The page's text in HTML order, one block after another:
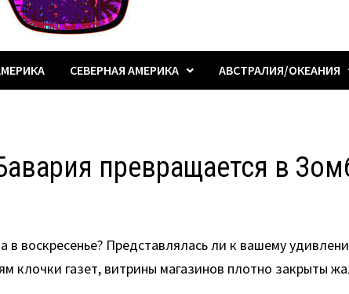
СЕВЕРНАЯ АМЕРИКА АВСТРАЛИЯ/ОКЕАНИЯ
превращается в
воскресенье? Представлялась ли к вашему
клочки газет, витрины магазинов плотно закрыты